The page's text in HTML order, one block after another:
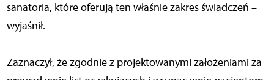
sanatoria, które oferują ten właśnie zakres świadczeń –
wyjaśnił.
Zaznaczył, że zgodnie z projektowanymi założeniami za